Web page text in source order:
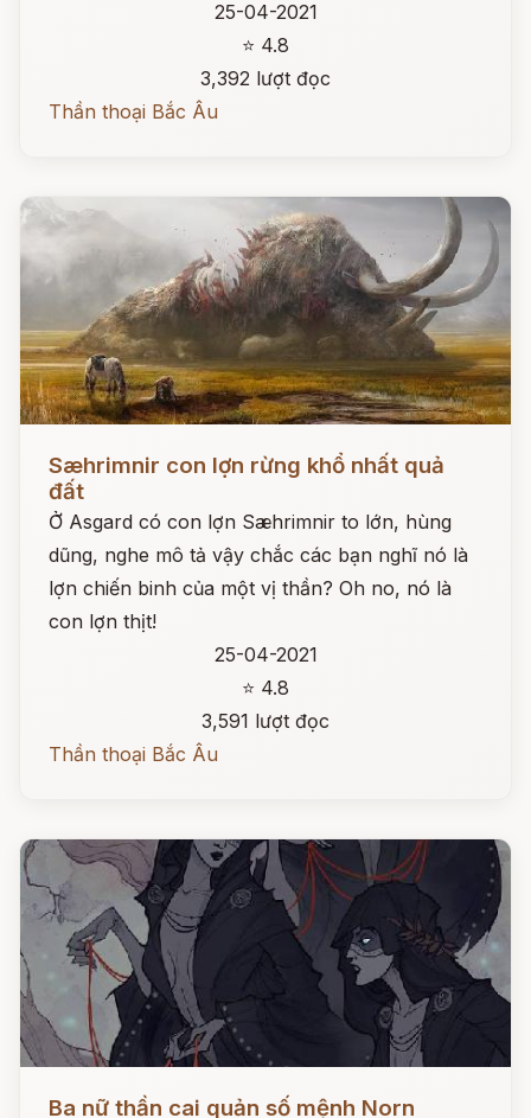
25-04-2021
⭐ 4.8
3,392 lượt đọc
Thần thoại Bắc Âu
Sæhrimnir con lợn rừng khổ nhất quả
đất
Ở Asgard có con lợn Sæhrimnir to lớn, hùng
dũng, nghe mô tả vậy chắc các bạn nghĩ nó là
lợn chiến binh của một vị thần? Oh no, nó là
con lợn thịt!
25-04-2021
⭐ 4.8
3,591 lượt đọc
Thần thoại Bắc Âu
Ba nữ thần cai quản số mệnh Norn